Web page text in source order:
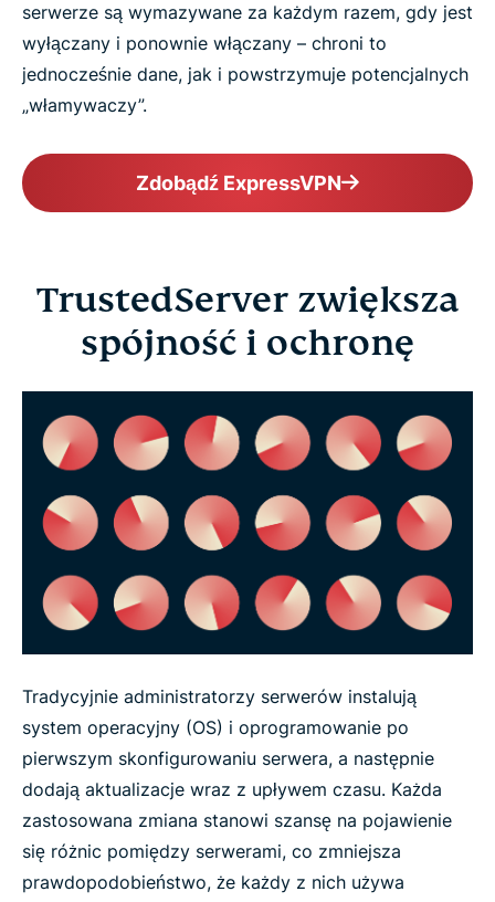
serwerze są wymazywane za każdym razem, gdy jest
wyłączany i ponownie włączany – chroni to
jednocześnie dane, jak i powstrzymuje potencjalnych
„włamywaczy”.
Zdobądź ExpressVPN
TrustedServer zwiększa
spójność i ochronę
Tradycyjnie administratorzy serwerów instalują
system operacyjny (OS) i oprogramowanie po
pierwszym skonfigurowaniu serwera, a następnie
dodają aktualizacje wraz z upływem czasu. Każda
zastosowana zmiana stanowi szansę na pojawienie
się różnic pomiędzy serwerami, co zmniejsza
prawdopodobieństwo, że każdy z nich używa